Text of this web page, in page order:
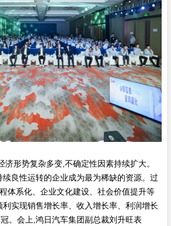
济形势复杂多变,不确定性因素持续扩大。
良性运转的企业成为最为稀缺的资源。过
体系化、企业文化建设、社会价值提升等
实现销售增长率、收入增长率、利润增长
。会上,鸿日汽车集团副总裁刘升旺表